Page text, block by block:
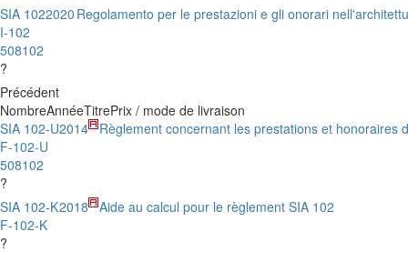
SIA 102
I-102
508102
?
2020 Regolamento per le prestazioni e gli onorari
Précédent
NombreAnnéeTitrePrix / mode de livraison
SIA 102-U
F-102-U
508102
?
2014 Règlement concernant les prestations et honoraires
SIA 102-K
F-102-K
?
2018 Aide au calcul pour le règlement SIA 102